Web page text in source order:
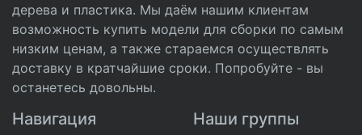
дерева и пластика. Мы даём нашим клиентам
возможность купить модели для сборки по самым
низким ценам, а также стараемся осуществлять
доставку в кратчайшие сроки. Попробуйте - вы
останетесь довольны.
Навигация Наши группы